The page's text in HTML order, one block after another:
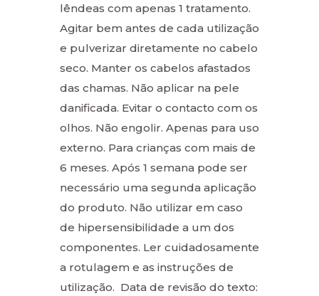
lêndeas com apenas 1 tratamento.
Agitar bem antes de cada utilização
e pulverizar diretamente no cabelo
seco. Manter os cabelos afastados
das chamas. Não aplicar na pele
danificada. Evitar o contacto com os
olhos. Não engolir. Apenas para uso
externo. Para crianças com mais de
6 meses. Após 1 semana pode ser
necessário uma segunda aplicação
do produto. Não utilizar em caso
de hipersensibilidade a um dos
componentes. Ler cuidadosamente
a rotulagem e as instruções de
utilização. Data de revisão do texto: